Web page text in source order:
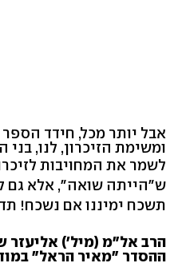
אבל יותר מכל, חידד
ומשימת הזיכרון, לנו,
לשמר את המחויבות
ש"הייתה שואה", אלא גם
תשכח ימיננו אם נשכח!
הרב אל"מ (מיל') אליעזר
ההסדר "מאיר הראל"